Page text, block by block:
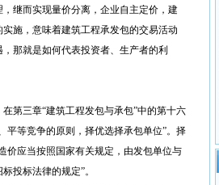
继而实现量价分离，企业自主定价，建
施，意味着建筑工程承发包的交易活动
那就是如何代表投资者、生产者的利
第三章“建筑工程发包与承包”中的第十六
平等竞争的原则，择优选择承包单位”。择
价应当按照国家有关规定，由发包单位与
投标法律的规定”。